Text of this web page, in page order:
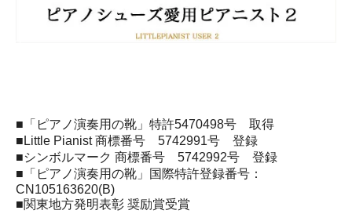
■「ピアノ演奏用の靴」特許5470498号 取得
■Little Pianist 商標番号 5742991号 登録
■シンボルマーク 商標番号 5742992号 登録
■「ピアノ演奏用の靴」国際特許登録番号：
CN105163620(B)
■関東地方発明表彰 奨励賞受賞